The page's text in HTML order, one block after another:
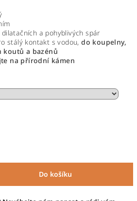
a pohyblivých spár
stálý kontakt s vodou,do koupelny,
koutů a bazénů
na přírodní kámen
Do košíku